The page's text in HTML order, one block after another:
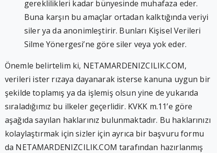
gereklilikleri kadar bünyesinde muhafaza eder.
Buna karşın bu amaçlar ortadan kalktığında veriyi
siler ya da anonimleştirir. Bunları Kişisel Verileri
Silme Yönergesi’ne göre siler veya yok eder.
Önemle belirtelim ki, NETAMARDENIZCILIK.COM,
verileri ister rızaya dayanarak isterse kanuna uygun bir
şekilde toplamış ya da işlemiş olsun yine de yukarıda
sıraladığımız bu ilkeler geçerlidir. KVKK m.11’e göre
aşağıda sayılan haklarınız bulunmaktadır. Bu haklarınızı
kolaylaştırmak için sizler için ayrıca bir başvuru formu
da NETAMARDENIZCILIK.COM tarafından hazırlanmış